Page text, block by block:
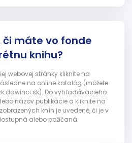
či máte vo fonde
knihu?
webovej stránky kliknite na
na online katalóg (môžete
Do vyhľadávacieho
názov publikácie a kliknite na
kníh je uvedené, či je v
alebo požičaná.